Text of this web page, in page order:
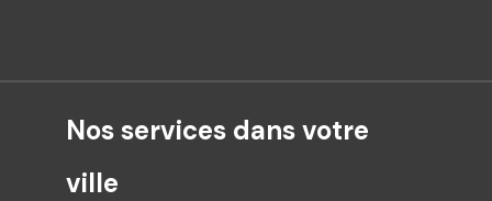
Nos services dans votre
ville